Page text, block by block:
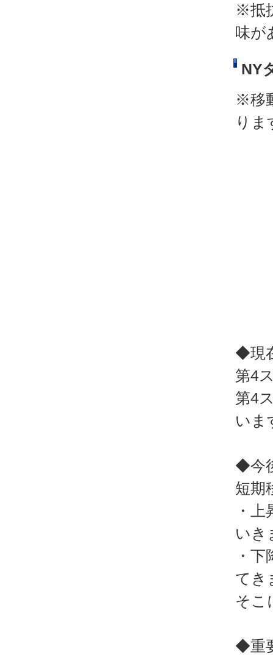
※抵
味が
NY
※移
りま
◆現
第4
第4
いま
◆今
短期
・
いき
・
てき
そこ
◆重